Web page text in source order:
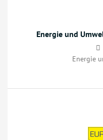
Energie und
Energie